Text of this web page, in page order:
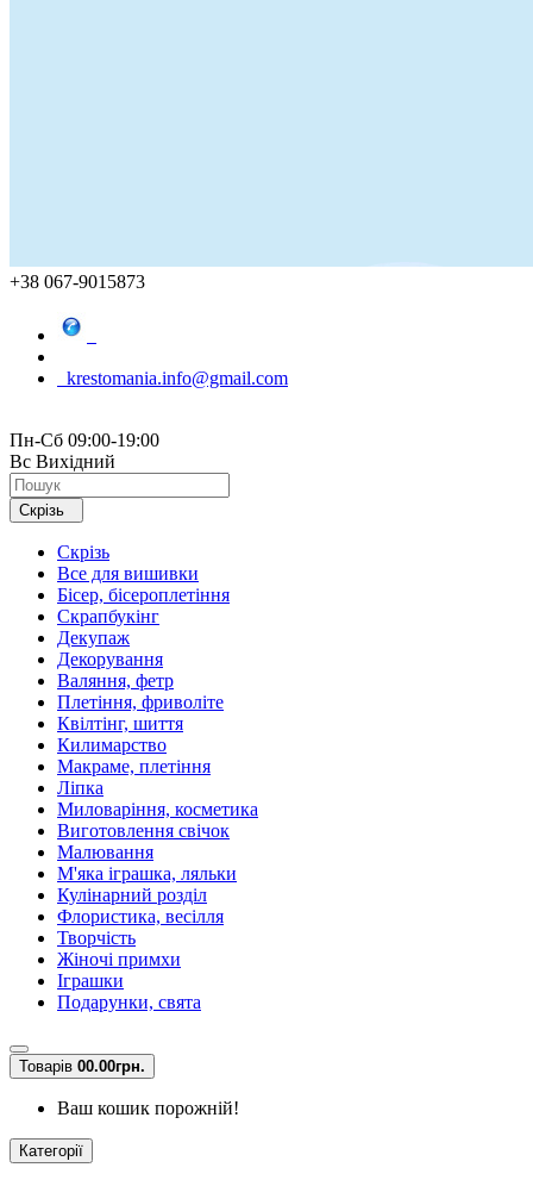
+38 067-9015873
krestomania.info@gmail.com
Пн-Сб 09:00-19:00
Вс Вихідний
Скрізь
Скрізь
Все для вишивки
Бісер, бісероплетіння
Скрапбукінг
Декупаж
Декорування
Валяння, фетр
Плетіння, фриволіте
Квілтінг, шиття
Килимарство
Макраме, плетіння
Ліпка
Миловаріння, косметика
Виготовлення свічок
Малювання
М'яка іграшка, ляльки
Кулінарний розділ
Флористика, весілля
Творчість
Жіночі примхи
Іграшки
Подарунки, свята
Товарів 00.00грн.
Ваш кошик порожній!
Категорії